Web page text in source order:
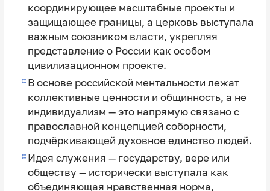
координирующее масштабные проекты и
защищающее границы, а церковь выступала
важным союзником власти, укрепляя
представление о России как особом
цивилизационном проекте.
В основе российской ментальности лежат
коллективные ценности и общинность, а не
индивидуализм — это напрямую связано с
православной концепцией соборности,
подчёркивающей духовное единство людей.
Идея служения — государству, вере или
обществу — исторически выступала как
объединяющая нравственная норма,